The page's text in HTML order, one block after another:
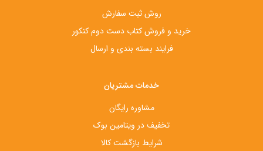
روش ثبت سفارش
خرید و فروش کتاب دست‌ دوم کنکور
فرایند بسته بندی و ارسال
خدمات مشتریان
مشاوره رایگان
تخفیف در ویتامین بوک
شرایط بازگشت کالا